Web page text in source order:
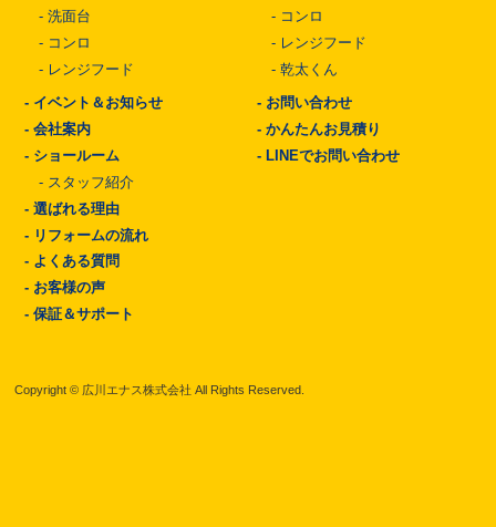
- 洗面台
- コンロ
- レンジフード
- コンロ
- レンジフード
-乾太くん
- イベント＆お知らせ
- 会社案内
- ショールーム
- スタッフ紹介
- 選ばれる理由
- リフォームの流れ
- よくある質問
- お客様の声
- 保証＆サポート
- お問い合わせ
-かんたんお見積り
- LINEでお問い合わせ
Copyright © 広川エナス株式会社 All Rights Reserved.